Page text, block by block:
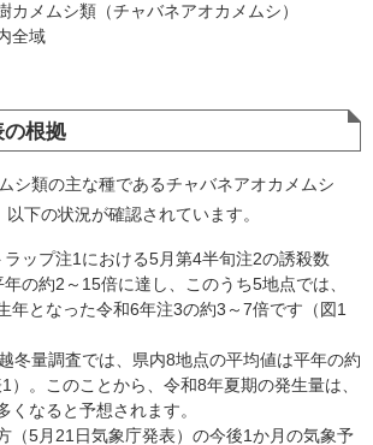
カメムシ類（チャバネアオカメムシ）
全域
根拠
シ類の主な種であるチャバネアオカメムシ
以下の状況が確認されています。
ラップ注1における5月第4半旬注2の誘殺数
の約2～15倍に達し、このうち5地点では、
年となった令和6年注3の約3～7倍です（図1
冬量調査では、県内8地点の平均値は平年の約
）。このことから、令和8年夏期の発生量は、
くなると予想されます。
（5月21日気象庁発表）の今後1か月の気象予